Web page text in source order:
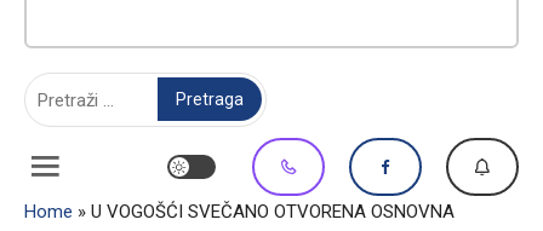
Home » U VOGOŠĆI SVEČANO OTVORENA OSNOVNA